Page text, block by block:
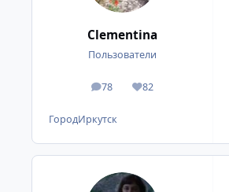
Clementina
Пользователи
78
сообщения
82
Репутация
ГородИркутск